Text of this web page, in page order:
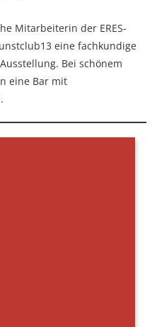
Mitarbeiterin der ERES-
eine fachkundige
Bei schönem
eine Bar mit